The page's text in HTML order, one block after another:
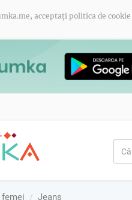
acceptați politica de cookie
femei Jeans